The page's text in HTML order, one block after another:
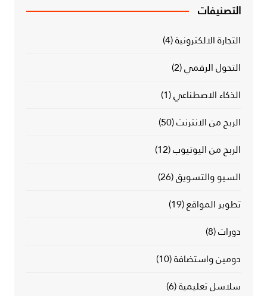
التصنيفات
التجارة الالكترونية(4)
التحول الرقمي(2)
الذكاء الاصطناعي(1)
الربح من الانترنت(50)
الربح من اليوتيوب(12)
السيو والتسويق(26)
تطوير المواقع(19)
دورات(8)
دومين واستضافة(10)
سلاسل تعليمية(6)